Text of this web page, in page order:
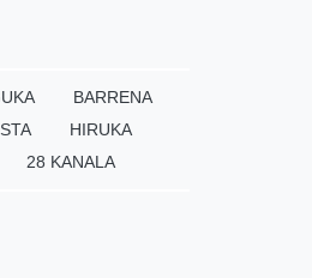
BARRENA
HIRUKA
28 KANALA